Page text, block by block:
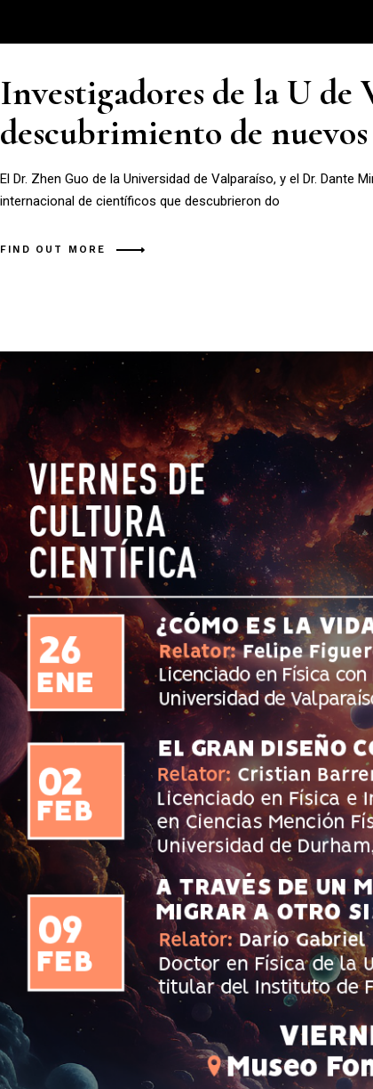
Investigadores de la U
descubrimiento de
El Dr. Zhen Guo de la Universidad de Valparaíso, y el Dr. Dante
internacional de científicos que descubrieron do
FIND OUT MORE